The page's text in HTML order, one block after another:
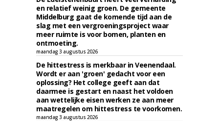
en relatief weinig groen. De gemeente
Middelburg gaat de komende tijd aan de
slag met een vergroeningsproject waar
meer ruimte is voor bomen, planten en
ontmoeting.
maandag 3 augustus 2026
De hittestress is merkbaar in Veenendaal.
Wordt er aan 'groen' gedacht voor een
oplossing? Het college geeft aan dat
daarmee is gestart en naast het voldoen
aan wettelijke eisen werken ze aan meer
maatregelen om hittestress te voorkomen.
maandag 3 augustus 2026